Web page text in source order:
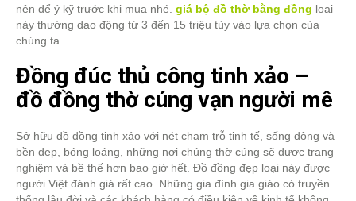
nên để ý kỹ trước khi mua nhé. giá bộ đồ thờ bằng đồng loại
này thường dao động từ 3 đến 15 triệu tùy vào lựa chọn của
chúng ta
Đồng đúc thủ công tinh xảo –
đồ đồng thờ cúng vạn người mê
Sở hữu đồ đồng tinh xảo với nét chạm trỗ tinh tế, sống động và
bền đẹp, bóng loáng, những nơi chúng thờ cúng sẽ được trang
nghiệm và bề thế hơn bao giờ hết. Đồ đồng đẹp loại này được
người Việt đánh giá rất cao. Những gia đình gia giáo có truyền